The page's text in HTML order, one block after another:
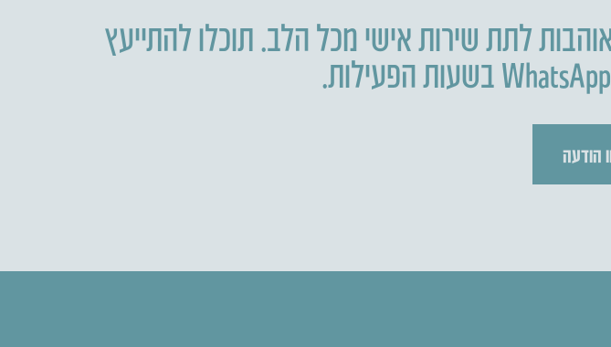
לתת שירות אישי מכל הלב. תוכלו להתייעץ
הודעה